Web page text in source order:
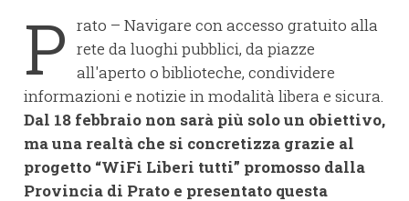
P rato – Navigare con accesso gratuito alla
rete da luoghi pubblici, da piazze
all'aperto o biblioteche, condividere
informazioni e notizie in modalità libera e sicura.
Dal 18 febbraio non sarà più solo un obiettivo,
ma una realtà che si concretizza grazie al
progetto “WiFi Liberi tutti” promosso dalla
Provincia di Prato e presentato questa